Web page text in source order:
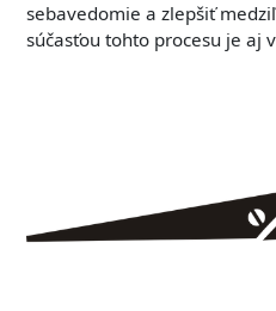
sebavedomie a zlepšiť
súčasťou tohto procesu je aj